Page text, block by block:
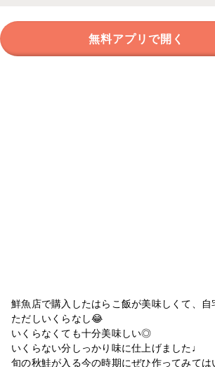
無料アプリで開く
鮮魚店で購入したはらこ飯が美味しくて、自
ただしいくらなし😂
いくらなくても十分美味しい◎
いくらない分しっかり味に仕上げました♩
旬の秋鮭が入る今の時期にぜひ作ってみては